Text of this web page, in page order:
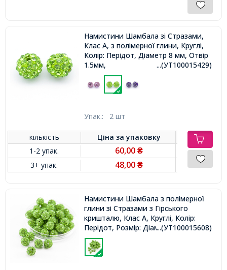
Намистини Шамбала зі Стразами,
Клас А, з полімерної глини, Круглі,
Колір: Перідот, Діаметр 8 мм, Отвір
1.5мм,
...(УТ100015429)
Упак.: 2 шт
кількість Ціна заупаковку
1-2 упак.
60,00₴
3+ упак. 48,00₴
Намистини Шамбала з полімерної
глини зі Стразами з Гірського
кришталю, Клас А, Круглі, Колір:
Перідот, Розмір: Діаметр 6мм, Отвір
0.8мм,
...(УТ100015608)